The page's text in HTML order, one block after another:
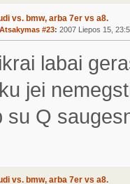
vs. bmw, arba 7er vs a8.
Atsakymas #23: 2007 Liepos 15,
labai
jei
su Q
vs. bmw, arba 7er vs a8.